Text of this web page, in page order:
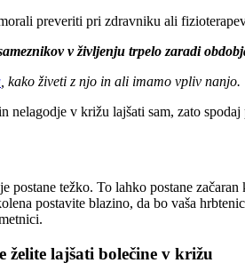
preveriti pri zdravniku ali
v življenju trpelo zaradi
, kako živeti z njo in ali imamo vpliv nanjo.
nelagodje v križu lajšati sam, zato
postane težko. To lahko postane
postavite blazino, da bo vaša
lajšati bolečine v križu